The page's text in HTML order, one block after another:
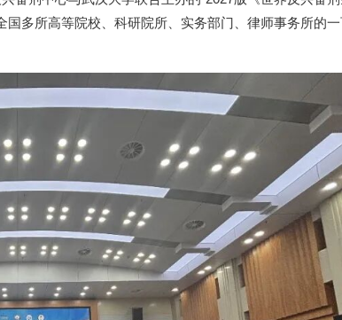
多所高等院校、科研院所、实务部门、律师事务所的